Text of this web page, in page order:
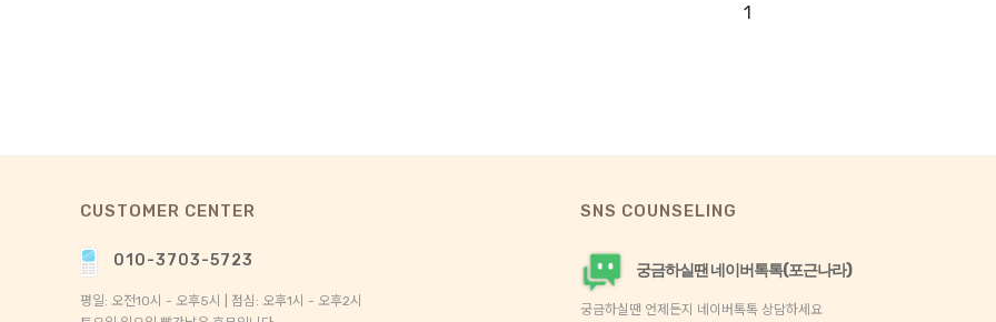
1
CUSTOMER CENTER
010-3703-5723
평일: 오전10시 - 오후5시 | 점심: 오후1시 - 오후2시
SNS COUNSELING
궁금하실땐 네이버톡톡(포근나라)
궁금하실땐 언제든지 네이버톡톡 상담하세요